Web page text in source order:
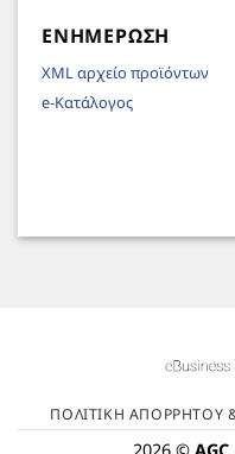
ΕΝΗΜΈΡΩΣΗ
XML αρχείο προϊόντων
e-Κατάλογος
ΠΟΛΙΤΙΚΉ ΑΠΟΡΡΉΤΟΥ